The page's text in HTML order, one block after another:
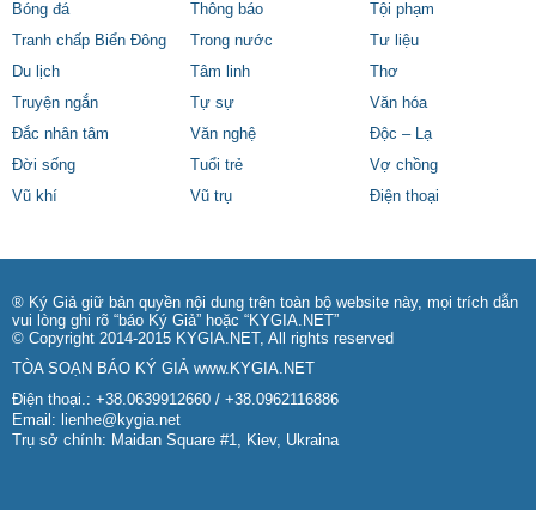
Bóng đá
Thông báo
Tội phạm
Tranh chấp Biển Đông
Trong nước
Tư liệu
Du lịch
Tâm linh
Thơ
Truyện ngắn
Tự sự
Văn hóa
Đắc nhân tâm
Văn nghệ
Độc – Lạ
Đời sống
Tuổi trẻ
Vợ chồng
Vũ khí
Vũ trụ Điện thoại
® Ký Giả giữ bản quyền nội dung trên toàn bộ website này, mọi trích dẫn
vui lòng ghi rõ “báo Ký Giả” hoặc “KYGIA.NET”
© Copyright 2014-2015 KYGIA.NET, All rights reserved
TÒA SOẠN BÁO KÝ GIẢ www.KYGIA.NET
Điện thoại.: +38.0639912660 / +38.0962116886
Email: lienhe@kygia.net
Trụ sở chính: Maidan Square #1, Kiev, Ukraina